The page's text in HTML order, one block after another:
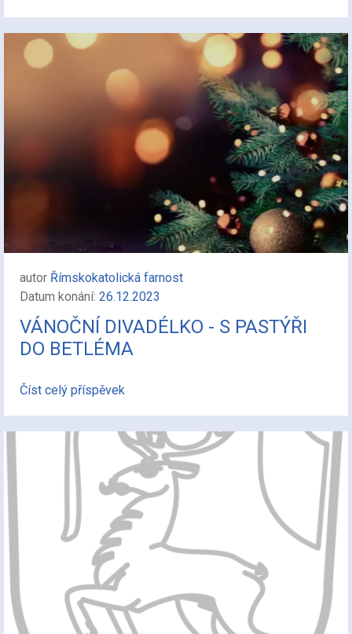
autor Římskokatolická farnost
Datum konání: 26.12.2023
VÁNOČNÍ DIVADÉLKO - S PASTÝŘI
DO BETLÉMA
Číst celý příspěvek